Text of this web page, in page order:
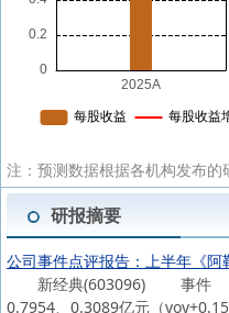
注：预测数据根据各机构发布
研报摘要
公司事件点评报告：上半年《
新经典(603096) 事件 新经
0.7954、0.3089亿元（